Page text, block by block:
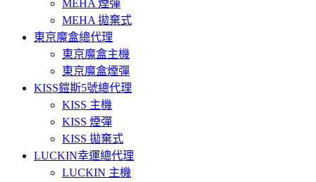
MEHA 煙彈
MEHA 拋棄式
東京魔盒總代理
東京魔盒主機
東京魔盒煙彈
KISS鎧斯5號總代理
KISS 主機
KISS 煙彈
KISS 拋棄式
LUCKIN幸運總代理
LUCKIN 主機